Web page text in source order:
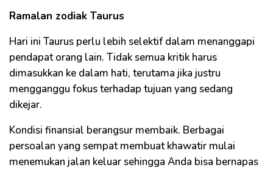
Ramalan zodiak Taurus
Hari ini Taurus perlu lebih selektif dalam menanggapi
pendapat orang lain. Tidak semua kritik harus
dimasukkan ke dalam hati, terutama jika justru
mengganggu fokus terhadap tujuan yang sedang
dikejar.
Kondisi finansial berangsur membaik. Berbagai
persoalan yang sempat membuat khawatir mulai
menemukan jalan keluar sehingga Anda bisa bernapas